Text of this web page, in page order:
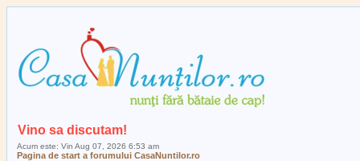
Vino sa discutam!
Acum este: Vin Aug 07, 2026 6:53 am
Pagina de start a forumului CasaNuntilor.ro